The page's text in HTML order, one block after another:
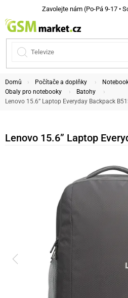
Zavolejte nám (Po-Pá 9-17 •
Domů Počítače a doplňky
Obaly pro notebooky
Batohy
Lenovo 15.6” Laptop Everyday Backpack
Lenovo 15.6” Laptop